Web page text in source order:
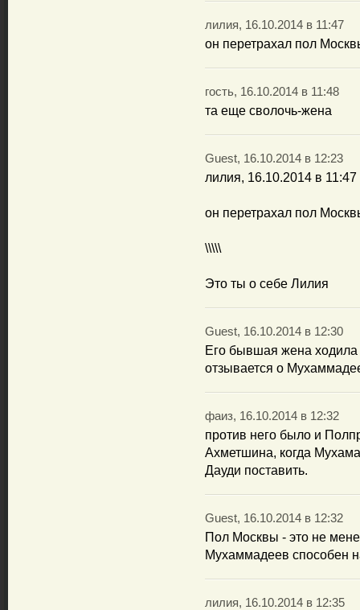
лилия, 16.10.2014 в 11:47
он перетрахал пол
гость, 16.10.2014 в 11:48
та еще сволочь-жена
Guest, 16.10.2014 в 12:23
лилия, 16.10.2014 в 11:47
он перетрахал пол
\\\\\
Это ты о себе Лилия
Guest, 16.10.2014 в 12:30
Его бывшая жена
отзывается о
фаиз, 16.10.2014 в 12:32
против него было и
Ахметшина, когда
Дауди поставить.
Guest, 16.10.2014 в 12:32
Пол Москвы - это не
Мухаммадеев способен
лилия, 16.10.2014 в 12:35